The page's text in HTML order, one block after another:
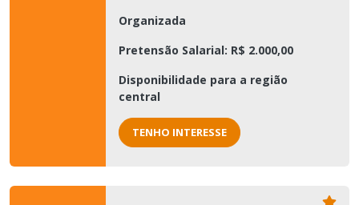
Organizada
Pretensão Salarial: R$ 2.000,00
Disponibilidade para a região
central
TENHO INTERESSE